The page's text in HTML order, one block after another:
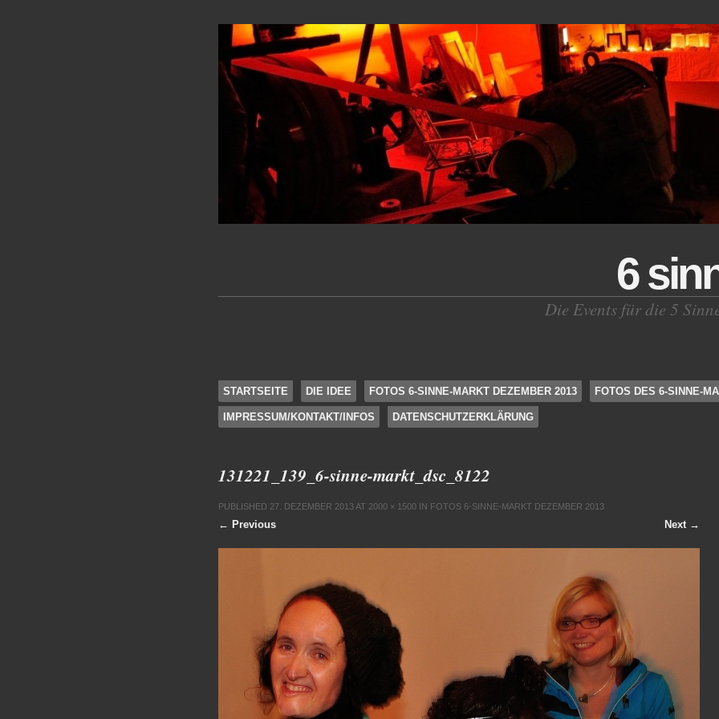
6
Die Events für die 5
Menu
SKIP TO CONTENT
STARTSEITE DIE IDEE FOTOS 6-SINNE-MARKT DEZEMBER 2013 FOTOS DES 6-SINNE-
IMPRESSUM/KONTAKT/INFOS DATENSCHUTZERKLÄRUNG
131221_139_6-sinne-markt_dsc_8122
PUBLISHED 27. DEZEMBER 2013 AT 2000 × 1500 IN FOTOS 6-SINNE-MARKT DEZEMBER 2013
← Previous Next →